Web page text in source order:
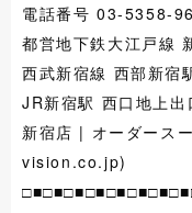
電話番号 03-5358-
都営地下鉄大江戸線
西武新宿線 西部新
JR新宿駅 西口地上出
新宿店 | オーダース
vision.co.jp)